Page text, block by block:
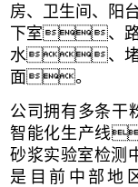
房、卫生间、
下室、路
水、堵
面。
公司拥有多条
智能化生产线
砂浆实验室检
是目前中部地